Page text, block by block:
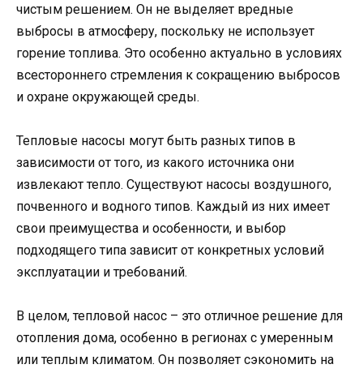
чистым решением. Он не выделяет вредные
выбросы в атмосферу, поскольку не использует
горение топлива. Это особенно актуально в условиях
всестороннего стремления к сокращению выбросов
и охране окружающей среды.
Тепловые насосы могут быть разных типов в
зависимости от того, из какого источника они
извлекают тепло. Существуют насосы воздушного,
почвенного и водного типов. Каждый из них имеет
свои преимущества и особенности, и выбор
подходящего типа зависит от конкретных условий
эксплуатации и требований.
В целом, тепловой насос – это отличное решение для
отопления дома, особенно в регионах с умеренным
или теплым климатом. Он позволяет сэкономить на